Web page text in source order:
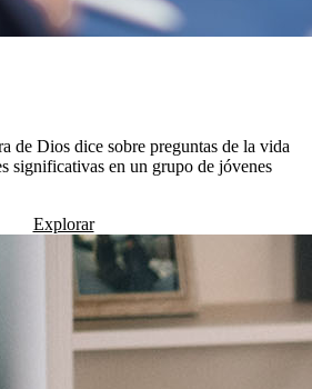
de Dios dice sobre preguntas de la vida
significativas en un grupo de jóvenes
Explorar